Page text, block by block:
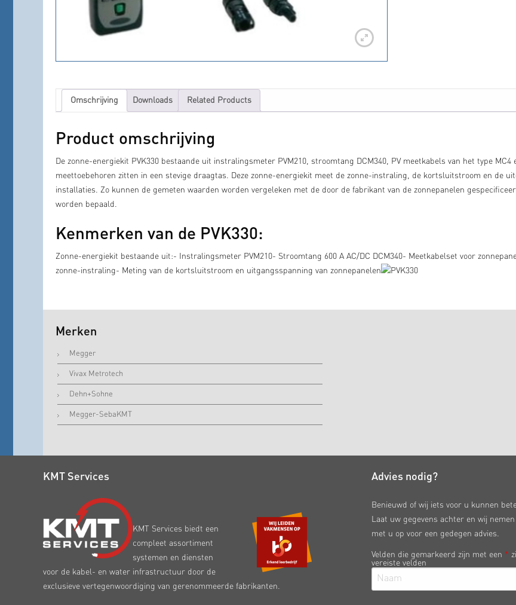
Omschrijving Downloads Related Products
Product omschrijving
De zonne-energiekit PVK330 bestaande uit instralingsmeter PVM210, stroomtang DCM340, PV meetkabels van het type
meettoebehoren zitten in een stevige draagtas. Deze zonne-energiekit meet de zonne-instraling, de kortsluitstroom en de
installaties. Zo kunnen de gemeten waarden worden vergeleken met de door de fabrikant van de zonnepanelen
worden bepaald.
Kenmerken van de PVK330:
Zonne-energiekit bestaande uit:- Instralingsmeter PVM210- Stroomtang 600 A AC/DC DCM340- Meetkabelset voor
zonne-instraling- Meting van de kortsluitstroom en uitgangsspanning van zonnepanelen
Merken
Megger
Vivax Metrotech
Dehn+Sohne
Megger-SebaKMT
KMT Services
KMT Services biedt een
compleet assortiment
systemen en diensten
voor de kabel- en water infrastructuur door de
exclusieve vertegenwoordiging van gerenommeerde fabrikanten.
Advies nodig?
Benieuwd of wij iets voor u kunnen
Laat uw gegevens achter en wij
met u op voor een gedegen advies.
Velden die gemarkeerd zijn met een *
vereiste velden